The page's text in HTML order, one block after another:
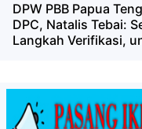
DPW PBB Papua
DPC, Natalis Tebai:
Langkah Verifikasi,